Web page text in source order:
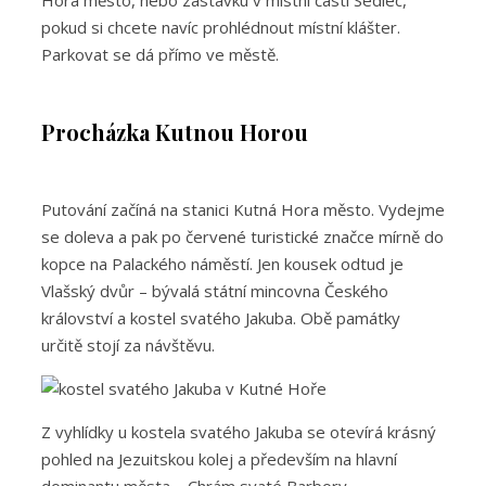
pokud si chcete navíc prohlédnout místní klášter.
Parkovat se dá přímo ve městě.
Procházka Kutnou Horou
Putování začíná na stanici Kutná Hora město. Vydejme
se doleva a pak po červené turistické značce mírně do
kopce na Palackého náměstí. Jen kousek odtud je
Vlašský dvůr – bývalá státní mincovna Českého
království a kostel svatého Jakuba. Obě památky
určitě stojí za návštěvu.
Z vyhlídky u kostela svatého Jakuba se otevírá krásný
pohled na Jezuitskou kolej a především na hlavní